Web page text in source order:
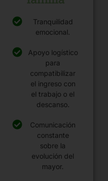
Tranquilidad
emocional.
Apoyo logístico
para
compatibilizar
el ingreso con
el trabajo o el
descanso.
Comunicación
constante
sobre la
evolución del
mayor.